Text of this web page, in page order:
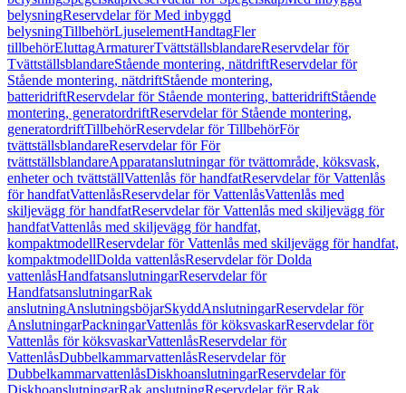
belysningReservdelar för Med inbyggd
belysningTillbehörLjuselementHandtagFler
tillbehörEluttagArmaturerTvättställsblandareReservdelar för
TvättställsblandareStående montering, nätdriftReservdelar för
Stående montering, nätdriftStående montering,
batteridriftReservdelar för Stående montering, batteridriftStående
montering, generatordriftReservdelar för Stående montering,
generatordriftTillbehörReservdelar för TillbehörFör
tvättställsblandareReservdelar för För
tvättställsblandareApparatanslutningar för tvättområde, köksvask,
enheter och tvättställVattenlås för handfatReservdelar för Vattenlås
för handfatVattenlåsReservdelar för VattenlåsVattenlås med
skiljevägg för handfatReservdelar för Vattenlås med skiljevägg för
handfatVattenlås med skiljevägg för handfat,
kompaktmodellReservdelar för Vattenlås med skiljevägg för handfat,
kompaktmodellDolda vattenlåsReservdelar för Dolda
vattenlåsHandfatsanslutningarReservdelar för
HandfatsanslutningarRak
anslutningAnslutningsböjarSkyddAnslutningarReservdelar för
AnslutningarPackningarVattenlås för köksvaskarReservdelar för
Vattenlås för köksvaskarVattenlåsReservdelar för
VattenlåsDubbelkammarvattenlåsReservdelar för
DubbelkammarvattenlåsDiskhoanslutningarReservdelar för
DiskhoanslutningarRak anslutningReservdelar för Rak